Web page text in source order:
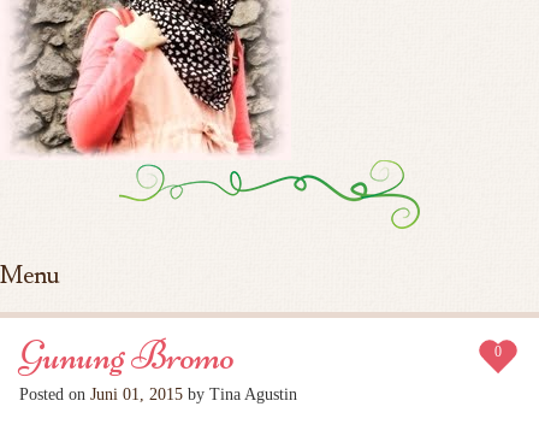
Menu
Skip to content
Gunung Bromo
Posted onJuni 01, 2015 by Tina Agustin
0